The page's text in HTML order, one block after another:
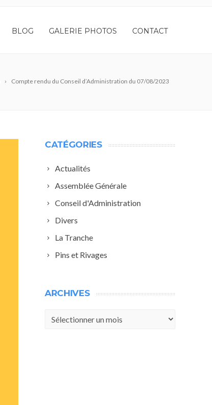
BLOG GALERIE PHOTOS CONTACT
Compte rendu du Conseil d’Administration du 07/08/2023
CATÉGORIES
Actualités
Assemblée Générale
Conseil d'Administration
Divers
La Tranche
Pins et Rivages
ARCHIVES
Archives